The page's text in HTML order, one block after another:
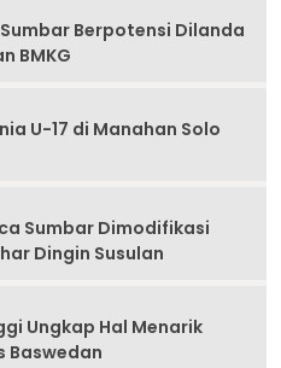
Berpotensi Dilanda
BMKG
U-17 di Manahan Solo
Sumbar Dimodifikasi
Dingin Susulan
Ungkap Hal Menarik
Baswedan